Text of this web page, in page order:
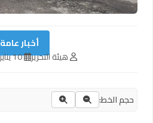
أخبار عامة
هيئة التحرير 10 يناير 2025
حجم الخط: